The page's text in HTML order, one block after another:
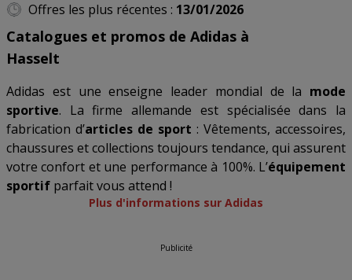
Offres les plus récentes : 13/01/2026
Catalogues et promos de Adidas à
Hasselt
Adidas est une enseigne leader mondial de la mode
sportive. La firme allemande est spécialisée dans la
fabrication d’articles de sport : Vêtements, accessoires,
chaussures et collections toujours tendance, qui assurent
votre confort et une performance à 100%. L’équipement
sportif parfait vous attend !
Plus d'informations sur Adidas
Publicité